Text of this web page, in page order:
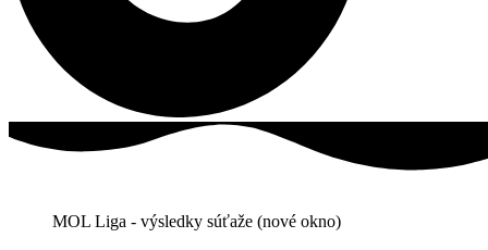
MOL Liga - výsledky súťaže (nové okno)